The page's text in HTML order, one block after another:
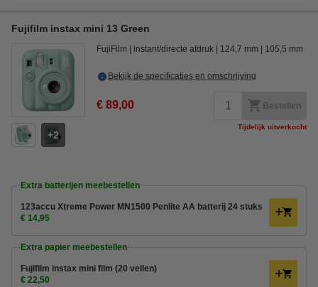
Fujifilm instax mini 13 Green
2
FujiFilm instant/directe afdruk 124,7 mm 105,5 mm
Bekijk de specificaties en omschrijving
€ 89,00 Bestellen
Tijdelijk uitverkocht
Extra batterijen meebestellen
123accu Xtreme Power MN1500 Penlite AA batterij 24 stuks
€ 14,95
Extra papier meebestellen
Fujifilm instax mini film (20 vellen)
€ 22,50